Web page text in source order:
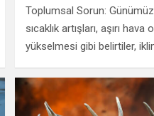
Toplumsal Sorun:
sıcaklık artışları, aşırı
yükselmesi gibi belirtiler,